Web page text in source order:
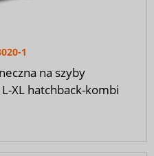
1
na szyby
XL hatchback-kombi